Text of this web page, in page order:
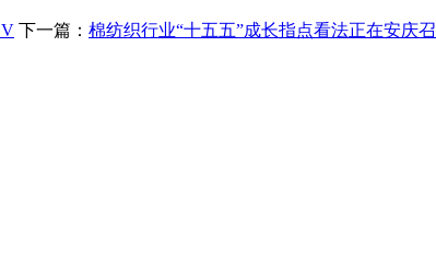
下一篇： 棉纺织行业“十五五”成长指点看法正在安庆召